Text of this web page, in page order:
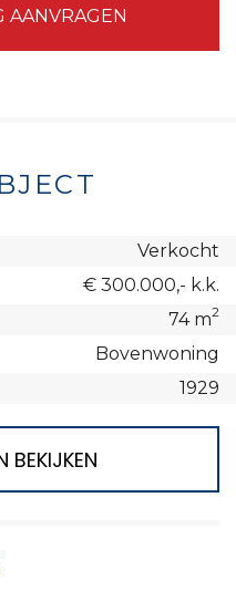
AANVRAGEN
Verkocht
€ 300.000,- k.k.
74 m2
Bovenwoning
1929
BEKIJKEN